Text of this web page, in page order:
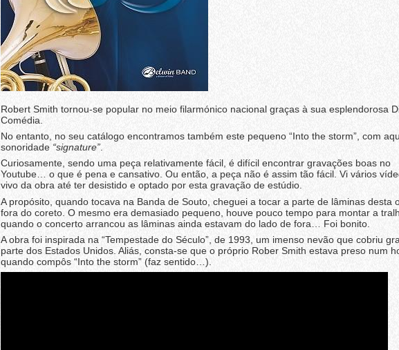
Robert Smith tornou-se popular no meio filarmónico nacional graças à sua esplendorosa
Comédia.
No entanto, no seu catálogo encontramos também este pequeno “Into the storm”, com
sonoridade “signature”
Curiosamente, sendo uma peça relativamente fácil, é difícil encontrar gravações boas no
Youtube… o que é pena e cansativo. Ou então, a peça não é assim tão fácil. Vi vários
vivo da obra até ter desistido e optado por esta gravação de estúdio.
A propósito, quando tocava na Banda de Souto, cheguei a tocar a parte de lâminas desta
fora do coreto. O mesmo era demasiado pequeno, houve pouco tempo para montar a
quando o concerto arrancou as lâminas ainda estavam do lado de fora… Foi bonito.
A obra foi inspirada na “Tempestade do Século”, de 1993, um imenso nevão que cobriu
parte dos Estados Unidos. Aliás, consta-se que o próprio Rober Smith estava preso num
quando compôs “Into the storm” (faz sentido…).